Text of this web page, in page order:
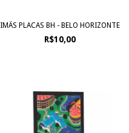
IMÃS PLACAS BH - BELO HORIZONTE
R$10,00